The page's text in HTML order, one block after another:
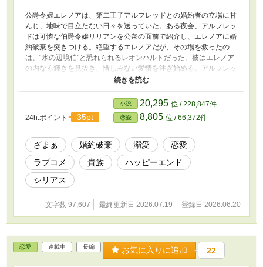
公爵令嬢エレノアは、第二王子アルフレッドとの婚約者の立場に甘
んじ、地味で目立たない日々を送っていた。ある夜会、アルフレッ
ドは可憐な伯爵令嬢リリアンを公衆の面前で紹介し、エレノアに婚
約破棄を突きつける。絶望するエレノアだが、その場を救ったの
は、“氷の辺境伯”と恐れられるレオンハルトだった。彼はエレノア
の内なる輝きを見抜き、惜しみない愛情を注ぎ始める。アルフレッ
ドとリリアンが破滅へ向かう中、エレノアはレオンハルトの溺愛に
包まれ、新たな人生を歩み出す。これは、婚約破棄から始まる、シ
リアスと甘々が交錯するざまぁ溺愛物語。
24h.ポイント 35pt
小説 20,295 位 / 228,847件
恋愛 8,805 位 / 66,372件
ざまぁ 婚約破棄 溺愛
恋愛
ラブコメ
貴族
ハッピーエンド
シリアス
文字数 97,607 最終更新日 2026.07.19 登録日 2026.06.20
恋愛 連載中 長編 お気に入りに追加 22